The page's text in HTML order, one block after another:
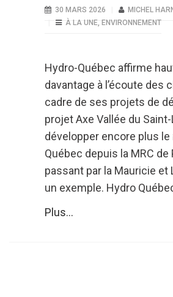
30 MARS 2026
MICHEL
À LA UNE, ENVIRONNEMENT
Hydro-Québec affirme
davantage à l’écoute des
cadre de ses projets de
projet Axe Vallée du
développer encore plus le
Québec depuis la MRC de
passant par la Mauricie et
un exemple. Hydro
Plus...